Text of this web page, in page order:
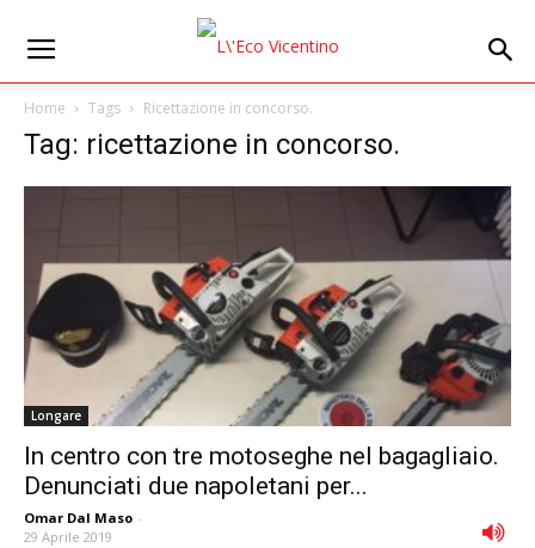
Home Tags Ricettazione in concorso.
Tag: ricettazione in concorso.
Longare
In centro con tre motoseghe nel bagagliaio.
Denunciati due napoletani per...
Omar Dal Maso -
29 Aprile 2019